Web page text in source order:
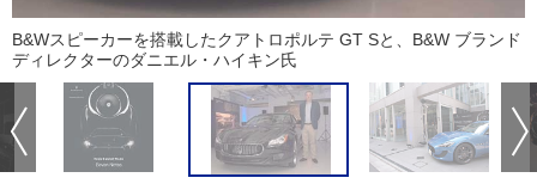
B&Wスピーカーを搭載したクアトロポルテ GT Sと、B&W ブランド
ディレクターのダニエル・ハイキン氏